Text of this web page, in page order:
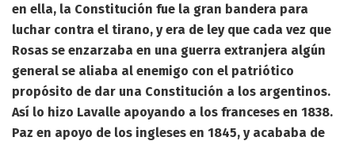
en ella, la Constitución fue la gran bandera para
luchar contra el tirano, y era de ley que cada vez que
Rosas se enzarzaba en una guerra extranjera algún
general se aliaba al enemigo con el patriótico
propósito de dar una Constitución a los argentinos.
Así lo hizo Lavalle apoyando a los franceses en 1838.
Paz en apoyo de los ingleses en 1845, y acababa de